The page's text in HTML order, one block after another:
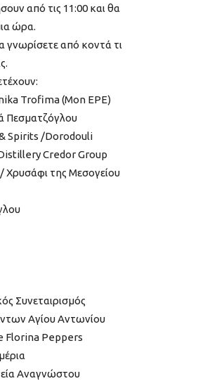
από τις 11:00 και θα
ώρα.
γνωρίσετε από κοντά τι
Trofima (Mon EPE)
Πεσματζόγλου
Spirits /Dorodouli
Credor Group
Χρυσάφι της Μεσογείου
Συνεταιρισμός
Αγίου Αντωνίου
Florina Peppers
Αναγνώστου